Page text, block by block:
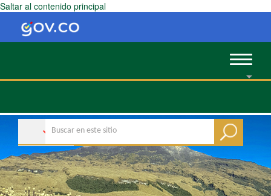
Saltar al contenido principal
Toggle